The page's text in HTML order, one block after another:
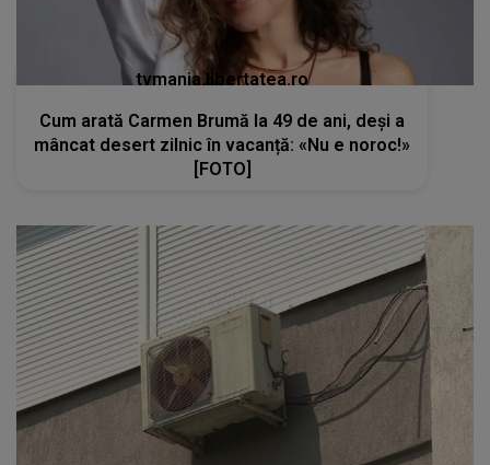
tvmania.libertatea.ro
Cum arată Carmen Brumă la 49 de ani, deși a
mâncat desert zilnic în vacanță: «Nu e noroc!»
[FOTO]